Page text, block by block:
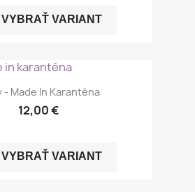
VYBRAŤ VARIANT
- Made In Karanténa
12,00 €
VYBRAŤ VARIANT